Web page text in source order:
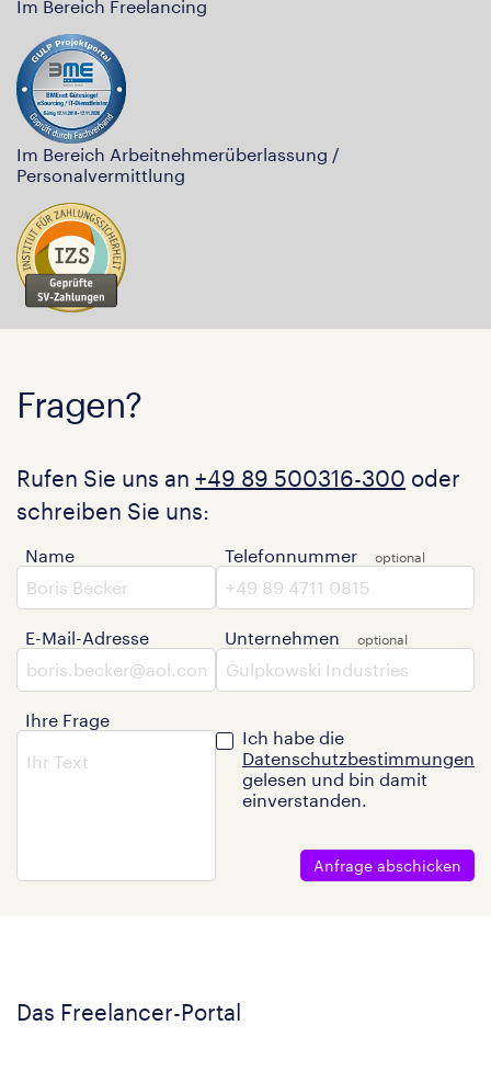
Im Bereich Freelancing
Im Bereich Arbeitnehmerüberlassung /
Personalvermittlung
Fragen?
Rufen Sie uns an +49 89 500316-300 oder
schreiben Sie uns:
Name
E-Mail-Adresse
Ihre Frage
Telefonnummer
Unternehmen
Ich habe die
Datenschutzbestimmungen
gelesen und bin damit
einverstanden.
Anfrage abschicken
Das Freelancer-Portal